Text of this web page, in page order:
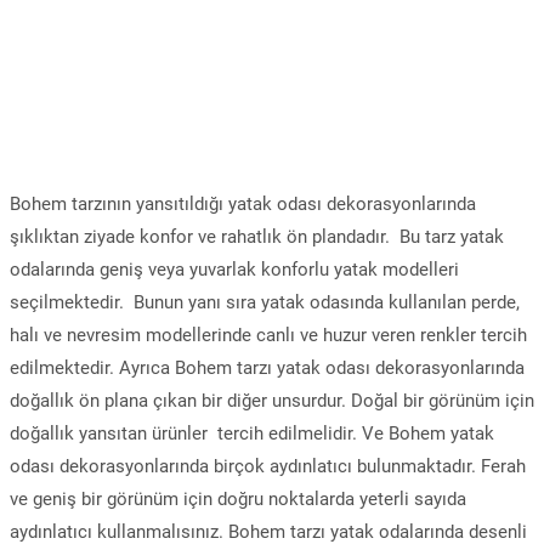
Bohem tarzının yansıtıldığı yatak odası dekorasyonlarında
şıklıktan ziyade konfor ve rahatlık ön plandadır. Bu tarz yatak
odalarında geniş veya yuvarlak konforlu yatak modelleri
seçilmektedir. Bunun yanı sıra yatak odasında kullanılan perde,
halı ve nevresim modellerinde canlı ve huzur veren renkler tercih
edilmektedir. Ayrıca Bohem tarzı yatak odası dekorasyonlarında
doğallık ön plana çıkan bir diğer unsurdur. Doğal bir görünüm için
doğallık yansıtan ürünler tercih edilmelidir. Ve Bohem yatak
odası dekorasyonlarında birçok aydınlatıcı bulunmaktadır. Ferah
ve geniş bir görünüm için doğru noktalarda yeterli sayıda
aydınlatıcı kullanmalısınız. Bohem tarzı yatak odalarında desenli